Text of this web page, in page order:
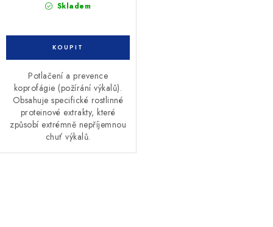
Skladem
Potlačení a prevence
koprofágie (požírání výkalů).
Obsahuje specifické rostlinné
proteinové extrakty, které
způsobí extrémně nepříjemnou
chuť výkalů.